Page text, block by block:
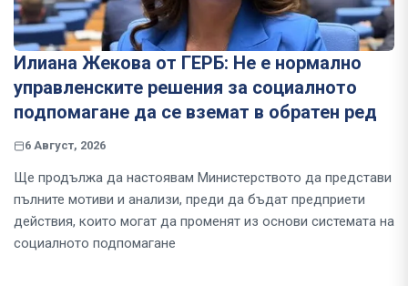
Илиана Жекова от ГЕРБ: Не е нормално
управленските решения за социалното
подпомагане да се вземат в обратен ред
6 Август, 2026
Ще продължа да настоявам Министерството да представи
пълните мотиви и анализи, преди да бъдат предприети
действия, които могат да променят из основи системата на
социалното подпомагане